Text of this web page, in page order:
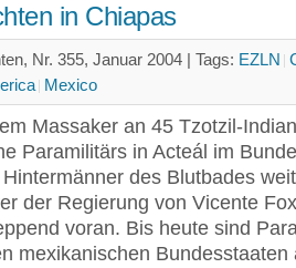
in Chiapas
Nr. 355, Januar 2004 | Tags: EZLN
Mexico
Massaker an 45 Tzotzil-
Paramilitärs in Acteál im
des Blutbades
der Regierung von Vicente
voran. Bis heute sind
mexikanischen Bundesstaaten